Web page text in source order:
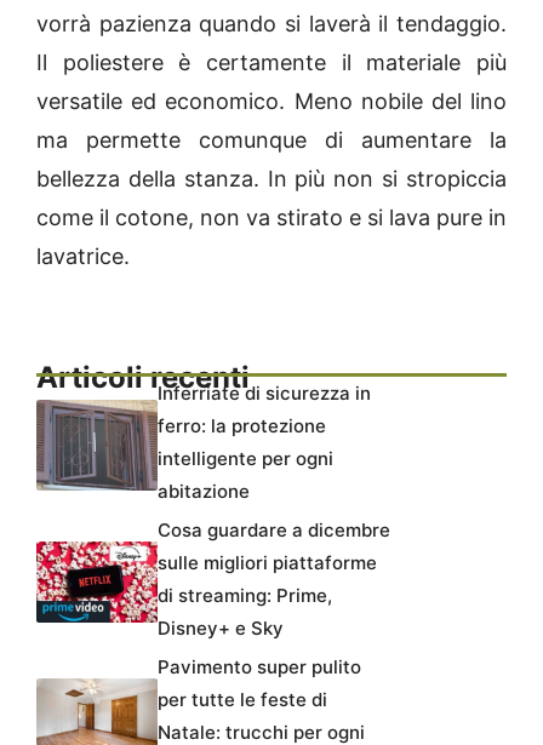
vorrà pazienza quando si laverà il tendaggio.
Il poliestere è certamente il materiale più
versatile ed economico. Meno nobile del lino
ma permette comunque di aumentare la
bellezza della stanza. In più non si stropiccia
come il cotone, non va stirato e si lava pure in
lavatrice.
Articoli recentiInferriate di sicurezza in
ferro: la protezione
intelligente per ogni
abitazione
Cosa guardare a dicembre
sulle migliori piattaforme
di streaming: Prime,
Disney+ e Sky
Pavimento super pulito
per tutte le feste di
Natale: trucchi per ogni